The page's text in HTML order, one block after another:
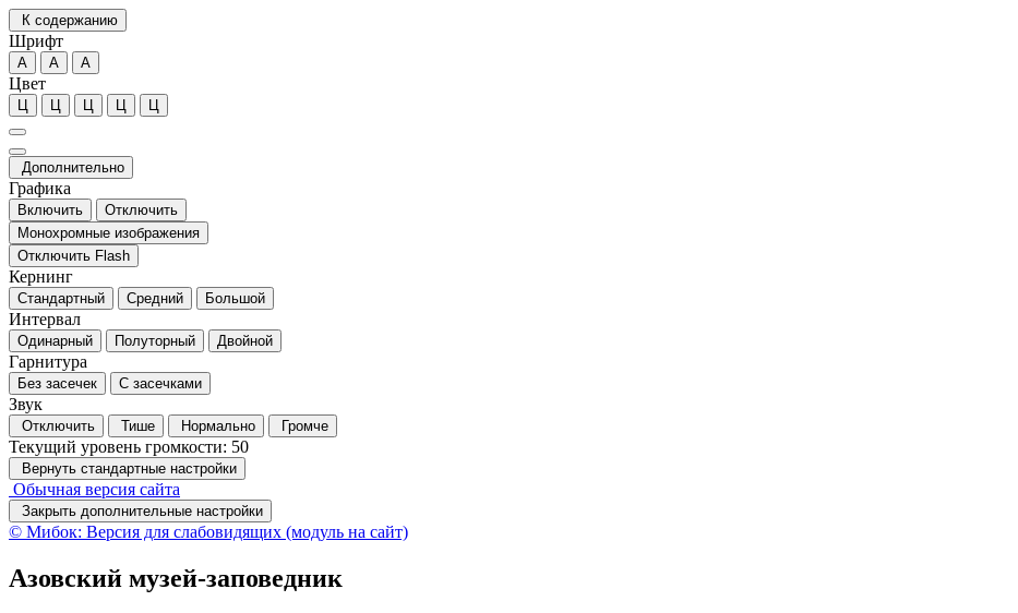
К содержанию
Шрифт
А А А
Цвет
Ц Ц Ц Ц Ц
Дополнительно
Графика
Включить
Отключить
Монохромные изображения
Отключить Flash
Кернинг
Стандартный Средний Большой
Интервал
Одинарный Полуторный Двойной
Гарнитура
Без засечек С засечками
Звук
Отключить Тише Нормально Громче
Текущий уровень громкости: 50
Вернуть стандартные настройки
Обычная версия сайта
Закрыть дополнительные настройки
© Мибок: Версия для слабовидящих (модуль на сайт)
Азовский музей-заповедник